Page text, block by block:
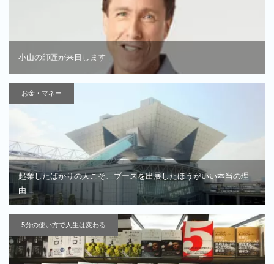
小山の師匠が来日します
お金・マネー
起業したばかりの人こそ、ブースを出展したほうがいい本当の理
由
5分の使い方で人生は変わる